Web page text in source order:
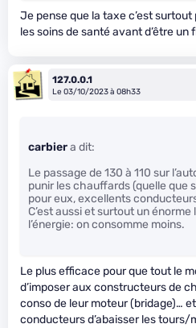
Je pense que la taxe c’est
les soins de santé avant d’être un
127.0.0.1
Le 03/10/2023 à 08h33
carbiera dit:
Le passage de 130 à 110 sur
punir les chauffards (quelle que
pour eux, excellents
C’est aussi et surtout un
l’énergie: on consomme moins.
Le plus efficace pour que tout le
d’imposer aux constructeurs de
conso de leur moteur (bridage)…
conducteurs d’abaisser les tours/